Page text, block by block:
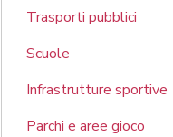
Trasporti pubblici
Scuole
Infrastrutture sportive
Parchi e aree gioco